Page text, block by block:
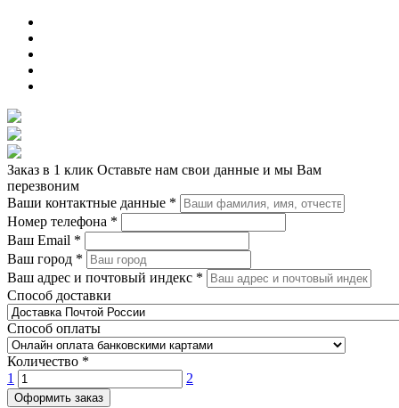
Заказ в 1 клик Оставьте нам свои данные и мы Вам
перезвоним
Ваши контактные данные *
Номер телефона *
Ваш Email *
Ваш город *
Ваш адрес и почтовый индекс *
Способ доставки
Способ оплаты
Количество *
1
2
Оформить заказ